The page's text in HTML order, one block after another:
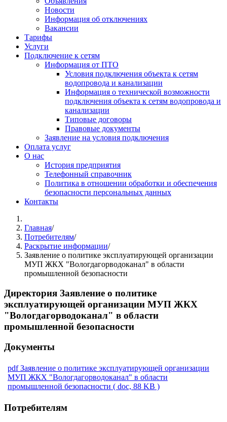
Новости
Информация об отключениях
Вакансии
Тарифы
Услуги
Подключение к сетям
Информация от ПТО
Условия подключения объекта к сетям
водопровода и канализации
Информация о технической возможности
подключения объекта к сетям водопровода и
канализации
Типовые договоры
Правовые документы
Заявление на условия подключения
Оплата услуг
О нас
История предприятия
Телефонный справочник
Политика в отношении обработки и обеспечения
безопасности персональных данных
Контакты
Главная/
Потребителям/
Раскрытие информации/
Заявление о политике эксплуатирующей организации
МУП ЖКХ "Вологдагорводоканал" в области
промышленной безопасности
Директория Заявление о политике
эксплуатирующей организации МУП ЖКХ
"Вологдагорводоканал" в области
промышленной безопасности
Документы
pdf Заявление о политике эксплуатирующей организации
МУП ЖКХ "Вологдагорводоканал" в области
промышленной безопасности ( doc, 88 KB )
Потребителям